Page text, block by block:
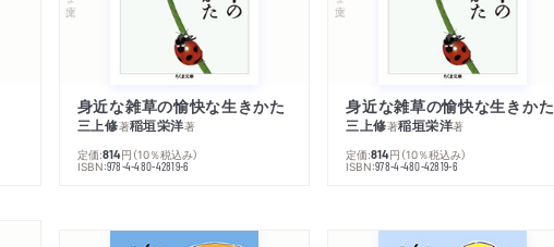
身近な雑草の愉快な生きかた
三上修著稲垣栄洋著
定価:814円 （10％税込み）
ISBN:978-4-480-42819-6
身近な雑草の愉快な生きかた
三上修著稲垣栄洋著
定価:814円 （10％税込み）
ISBN:978-4-480-42819-6